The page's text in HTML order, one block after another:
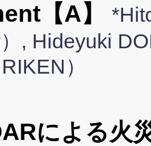
【A】
, Hideyuki
）
による火